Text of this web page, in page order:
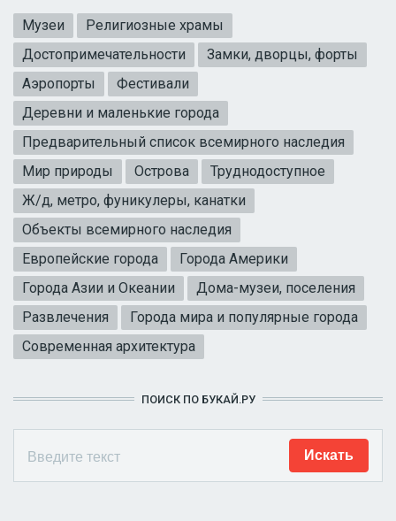
Музеи
Религиозные храмы
Достопримечательности
Замки, дворцы, форты
Аэропорты
Фестивали
Деревни и маленькие города
Предварительный список всемирного наследия
Мир природы
Острова
Труднодоступное
Ж/д, метро, фуникулеры, канатки
Объекты всемирного наследия
Европейские города
Города Америки
Города Азии и Океании
Дома-музеи, поселения
Развлечения
Города мира и популярные города
Современная архитектура
ПОИСК ПО БУКАЙ.РУ